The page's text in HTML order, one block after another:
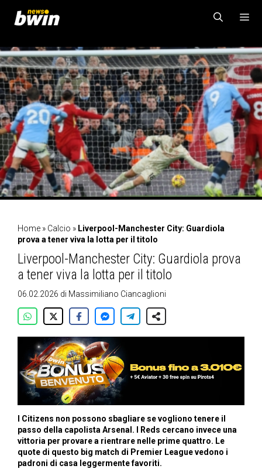
contenuto
MENU
Home » Calcio » Liverpool-Manchester City: Guardiola
prova a tener viva la lotta per il titolo
Liverpool-Manchester City: Guardiola prova
a tener viva la lotta per il titolo
06.02.2026 di Massimiliano Ciancaglioni
I Citizens non possono sbagliare se vogliono tenere il
passo della capolista Arsenal. I Reds cercano invece una
vittoria per provare a rientrare nelle prime quattro. Le
quote di questo big match di Premier League vedono i
padroni di casa leggermente favoriti.